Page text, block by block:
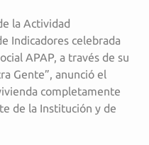
la Actividad
Indicadores celebrada
APAP, a través de su
Gente”, anunció el
completamente
de la Institución y de